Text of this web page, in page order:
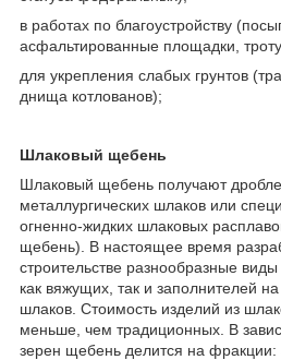
в работах по благоустройству
асфальтированные площадки,
для укрепления слабых грунтов
днища котлованов);
Шлаковый щебень
Шлаковый щебень получают
металлургических шлаков или
огненно-жидких шлаковых
щебень). В настоящее время
строительстве разнообразные
как вяжущих, так и заполнителей
шлаков. Стоимость изделий из
меньше, чем традиционных. В
зерен щебень делится на